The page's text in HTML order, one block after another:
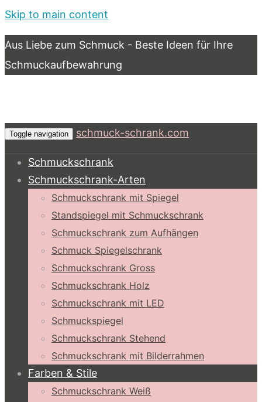
Skip to main content
Aus Liebe zum Schmuck - Beste Ideen für Ihre
Schmuckaufbewahrung
Toggle navigation schmuck-schrank.com
Schmuckschrank
Schmuckschrank-Arten
Schmuckschrank mit Spiegel
Standspiegel mit Schmuckschrank
Schmuckschrank zum Aufhängen
Schmuck Spiegelschrank
Schmuckschrank Gross
Schmuckschrank Holz
Schmuckschrank mit LED
Schmuckspiegel
Schmuckschrank Stehend
Schmuckschrank mit Bilderrahmen
Farben & Stile
Schmuckschrank Weiß